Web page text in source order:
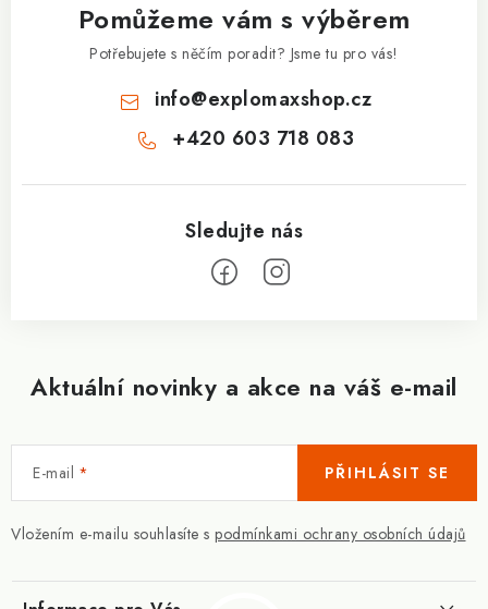
Aktuální novinky a akce na váš e-mail
E-mail
Vložením e-mailu souhlasíte s podmínkami ochrany osobních údajů
PŘIHLÁSIT SE
Pomůžeme vám s výběrem
Potřebujete s něčím poradit? Jsme tu pro vás!
info@explomaxshop.cz
+420 603 718 083